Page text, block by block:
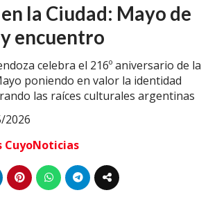
la Ciudad: Mayo de
encuentro
celebra el 216º aniversario de la
poniendo en valor la identidad
las raíces culturales argentinas
2026
CuyoNoticias